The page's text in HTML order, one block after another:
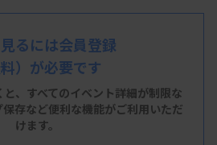
会
るには会員登録
料）が必要です
、すべてのイベント詳細が制限な
保存など便利な機能がご利用いただ
けます。